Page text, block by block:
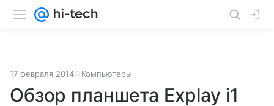
17 февраля 2014 Компьютеры
Обзор планшета Explay i1